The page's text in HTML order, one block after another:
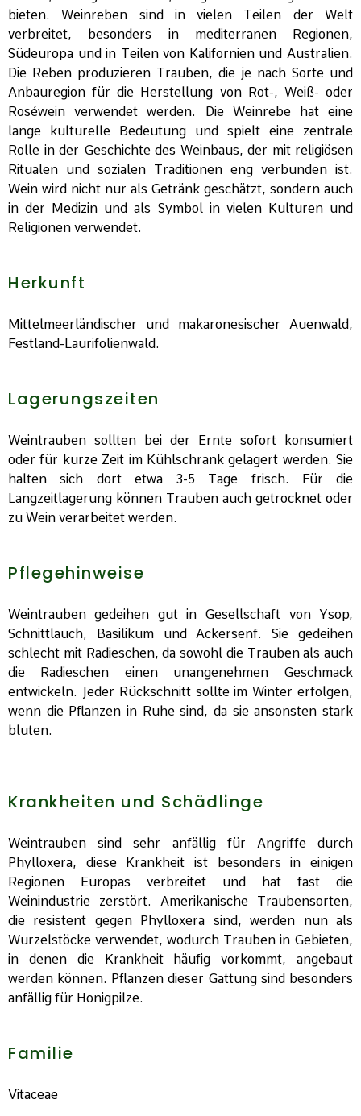
bieten. Weinreben sind in vielen Teilen der Welt
verbreitet, besonders in mediterranen Regionen,
Südeuropa und in Teilen von Kalifornien und Australien.
Die Reben produzieren Trauben, die je nach Sorte und
Anbauregion für die Herstellung von Rot-, Weiß- oder
Roséwein verwendet werden. Die Weinrebe hat eine
lange kulturelle Bedeutung und spielt eine zentrale
Rolle in der Geschichte des Weinbaus, der mit religiösen
Ritualen und sozialen Traditionen eng verbunden ist.
Wein wird nicht nur als Getränk geschätzt, sondern auch
in der Medizin und als Symbol in vielen Kulturen und
Religionen verwendet.
Herkunft
Mittelmeerländischer und makaronesischer Auenwald,
Festland-Laurifolienwald.
Lagerungszeiten
Weintrauben sollten bei der Ernte sofort konsumiert
oder für kurze Zeit im Kühlschrank gelagert werden. Sie
halten sich dort etwa 3-5 Tage frisch. Für die
Langzeitlagerung können Trauben auch getrocknet oder
zu Wein verarbeitet werden.
Pflegehinweise
Weintrauben gedeihen gut in Gesellschaft von Ysop,
Schnittlauch, Basilikum und Ackersenf. Sie gedeihen
schlecht mit Radieschen, da sowohl die Trauben als auch
die Radieschen einen unangenehmen Geschmack
entwickeln. Jeder Rückschnitt sollte im Winter erfolgen,
wenn die Pflanzen in Ruhe sind, da sie ansonsten stark
bluten.
Krankheiten und Schädlinge
Weintrauben sind sehr anfällig für Angriffe durch
Phylloxera, diese Krankheit ist besonders in einigen
Regionen Europas verbreitet und hat fast die
Weinindustrie zerstört. Amerikanische Traubensorten,
die resistent gegen Phylloxera sind, werden nun als
Wurzelstöcke verwendet, wodurch Trauben in Gebieten,
in denen die Krankheit häufig vorkommt, angebaut
werden können. Pflanzen dieser Gattung sind besonders
anfällig für Honigpilze.
Familie
Vitaceae